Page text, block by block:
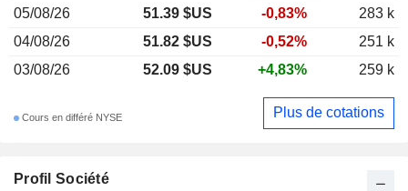
Profil Société
05/08/26
51.39 $US -0,83%
283 k
04/08/26
51.82 $US -0,52%
251 k
03/08/26
52.09 $US +4,83% 259 k
Cours en différé NYSE Plus de cotations